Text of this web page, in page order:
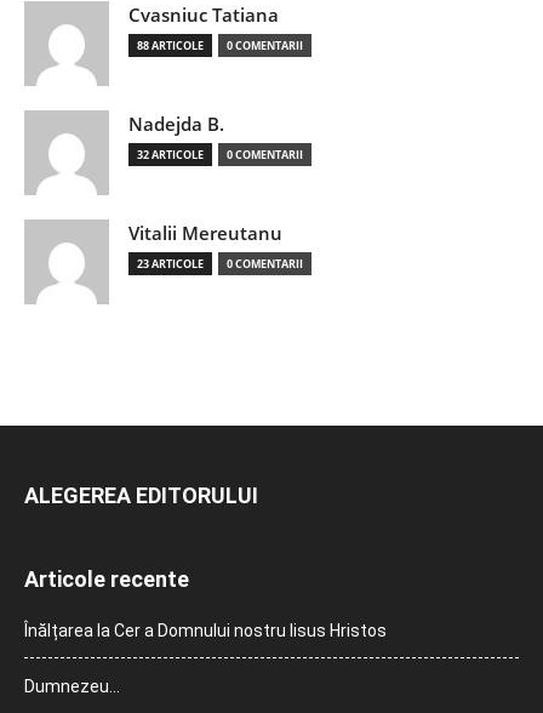
Cvasniuc Tatiana
88 ARTICOLE 0 COMENTARII
Nadejda B.
32 ARTICOLE 0 COMENTARII
Vitalii Mereutanu
23 ARTICOLE 0 COMENTARII
ALEGEREA EDITORULUI
Articole recente
Înălțarea la Cer a Domnului nostru Iisus Hristos
Dumnezeu…